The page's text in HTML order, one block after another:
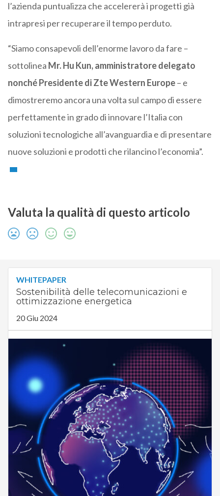
l’azienda puntualizza che accelererà i progetti già
intrapresi per recuperare il tempo perduto.
“Siamo consapevoli dell’enorme lavoro da fare –
sottolinea Mr. Hu Kun, amministratore delegato
nonché Presidente di Zte Western Europe– e
dimostreremo ancora una volta sul campo di essere
perfettamente in grado di innovare l’Italia con
soluzioni tecnologiche all’avanguardia e di presentare
nuove soluzioni e prodotti che rilancino l’economia”.
Valuta la qualità di questo articolo
WHITEPAPER
Sostenibilità delle telecomunicazioni e
ottimizzazione energetica
20 Giu 2024